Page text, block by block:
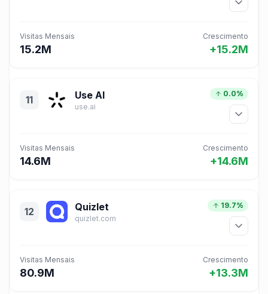
Visitas Mensais
15.2M
Crescimento
+15.2M
11 Use AI
use.ai
0.0%
Visitas Mensais
14.6M
Crescimento
+14.6M
12 Quizlet
quizlet.com
19.7%
Visitas Mensais
80.9M
Crescimento
+13.3M